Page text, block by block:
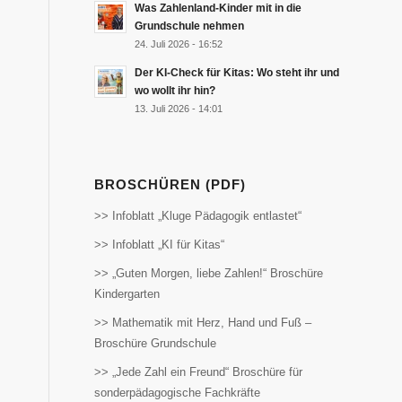
Was Zahlenland-Kinder mit in die
Grundschule nehmen
24. Juli 2026 - 16:52
Der KI-Check für Kitas: Wo steht ihr und
wo wollt ihr hin?
13. Juli 2026 - 14:01
BROSCHÜREN (PDF)
>> Infoblatt „Kluge Pädagogik entlastet“
>> Infoblatt „KI für Kitas“
>> „Guten Morgen, liebe Zahlen!“ Broschüre
Kindergarten
>> Mathematik mit Herz, Hand und Fuß –
Broschüre Grundschule
>> „Jede Zahl ein Freund“ Broschüre für
sonderpädagogische Fachkräfte